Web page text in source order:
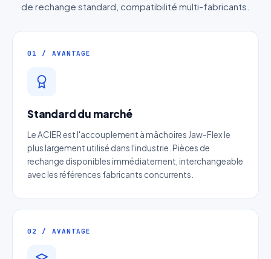
de rechange standard, compatibilité multi-fabricants.
01 / AVANTAGE
Standard du marché
Le ACIER est l'accouplement à mâchoires Jaw-Flex le
plus largement utilisé dans l'industrie. Pièces de
rechange disponibles immédiatement, interchangeable
avec les références fabricants concurrents.
02 / AVANTAGE